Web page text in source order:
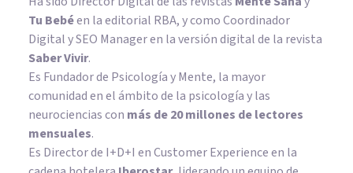
Tu Bebéen la editorial RBA, y como Coordinador
Digital y SEO Manager en la versión digital de la revista
Saber Vivir.
Es Fundador de Psicología y Mente, la mayor
comunidad en el ámbito de la psicología y las
neurociencias con más de 20 millones de lectores
mensuales.
Es Director de I+D+I en Customer Experience en la